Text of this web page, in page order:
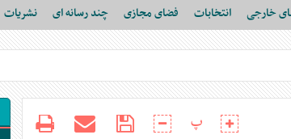
خارجی انتخابات فضای مجازی چند رسانه ای نشریات
پ